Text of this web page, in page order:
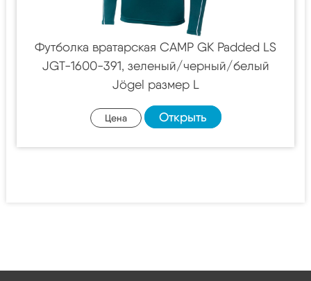
Футболка вратарская CAMP GK Padded LS
JGT-1600-391, зеленый/черный/белый
Jögel размер L
Цена Открыть